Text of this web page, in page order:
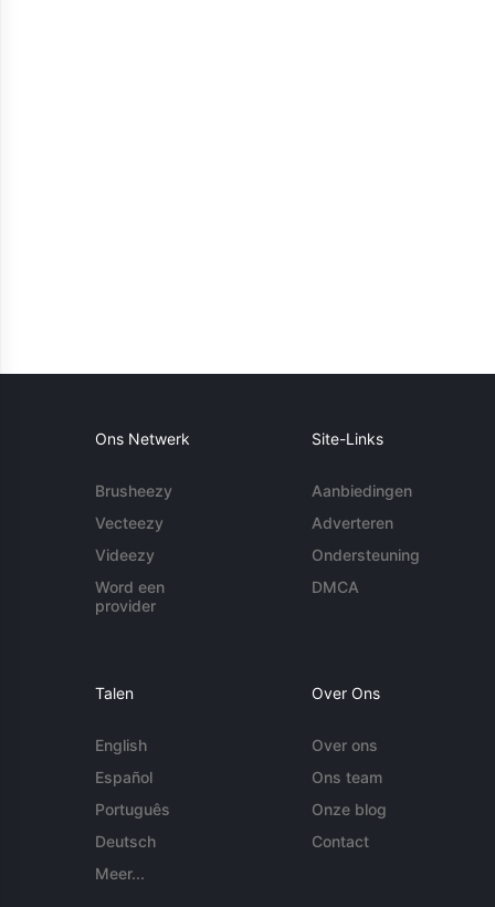
Ons Netwerk
Brusheezy
Vecteezy
Videezy
Word een
provider
Site-Links
Aanbiedingen
Adverteren
Ondersteuning
DMCA
Talen
English
Español
Português
Deutsch
Meer...
Over Ons
Over ons
Ons team
Onze blog
Contact